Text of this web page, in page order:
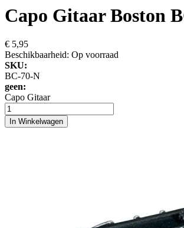
Capo Gitaar Boston
€ 5,95
Beschikbaarheid: Op voorraad
SKU:
BC-70-N
geen:
Capo Gitaar
In Winkelwagen